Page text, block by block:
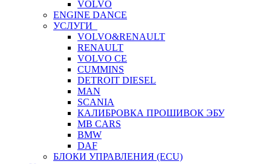
VOLVO
ENGINE DANCE
УСЛУГИ
VOLVO&RENAULT
RENAULT
VOLVO CE
CUMMINS
DETROIT DIESEL
MAN
SCANIA
КАЛИБРОВКА ПРОШИВОК ЭБУ
MB CARS
BMW
DAF
БЛОКИ УПРАВЛЕНИЯ (ECU)